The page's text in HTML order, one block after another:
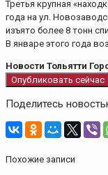
Третья крупная
года на ул.
изъято более 8 тонн
В январе этого года
Новости Тольятти
Опубликовать сейчас
Поделитесь
Похожие записи